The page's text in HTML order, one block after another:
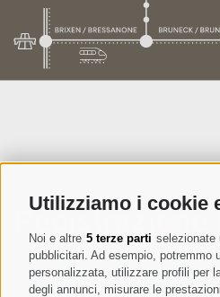
Utilizziamo i cookie
Noi e altre 5 terze parti selezionate
pubblicitari. Ad esempio, potremmo
personalizzata, utilizzare profili per
degli annunci, misurare le